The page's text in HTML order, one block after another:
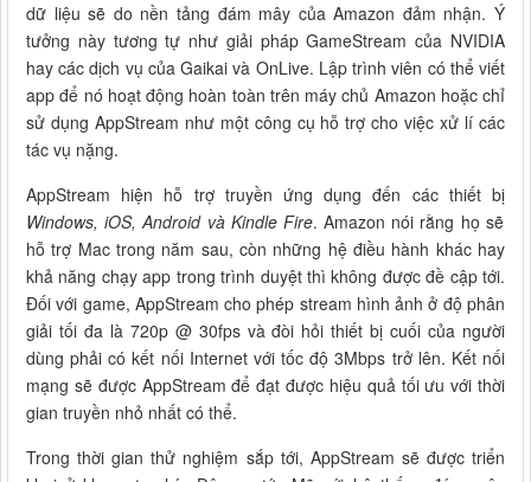
dữ liệu sẽ do nền tảng đám mây của Amazon đảm nhận. Ý
tưởng này tương tự như giải pháp GameStream của NVIDIA
hay các dịch vụ của Gaikai và OnLive. Lập trình viên có thể viết
app để nó hoạt động hoàn toàn trên máy chủ Amazon hoặc chỉ
sử dụng AppStream như một công cụ hỗ trợ cho việc xử lí các
tác vụ nặng.
AppStream hiện hỗ trợ truyền ứng dụng đến các thiết bị
Windows, iOS, Android và Kindle Fire. Amazon nói rằng họ sẽ
hỗ trợ Mac trong năm sau, còn những hệ điều hành khác hay
khả năng chạy app trong trình duyệt thì không được đề cập tới.
Đối với game, AppStream cho phép stream hình ảnh ở độ phân
giải tối đa là 720p @ 30fps và đòi hỏi thiết bị cuối của người
dùng phải có kết nối Internet với tốc độ 3Mbps trở lên. Kết nối
mạng sẽ được AppStream để đạt được hiệu quả tối ưu với thời
gian truyền nhỏ nhất có thể.
Trong thời gian thử nghiệm sắp tới, AppStream sẽ được triển